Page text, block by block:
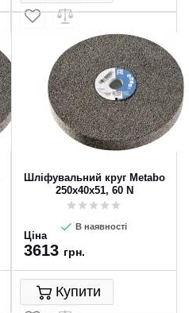
Шліфувальний круг Metabo
250х40х51, 60 N
В наявності
Ціна
3613 грн.
Купити